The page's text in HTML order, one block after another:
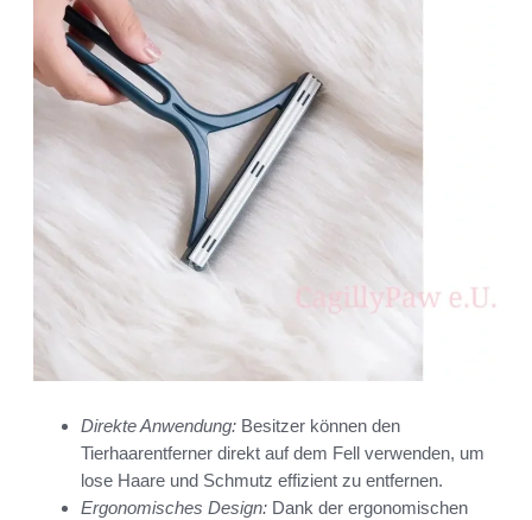
Direkte Anwendung: Besitzer können den
Tierhaarentferner direkt auf dem Fell verwenden, um
lose Haare und Schmutz effizient zu entfernen.
Ergonomisches Design: Dank der ergonomischen